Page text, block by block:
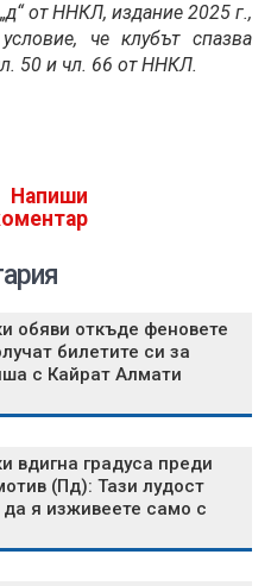
от ННКЛ, издание 2025 г.,
че клубът спазва
50 и чл. 66 от ННКЛ.
Напиши
обяви откъде феновете
билетите си за
с Кайрат Алмати
вдигна градуса преди
(Пд): Тази лудост
я изживеете само с